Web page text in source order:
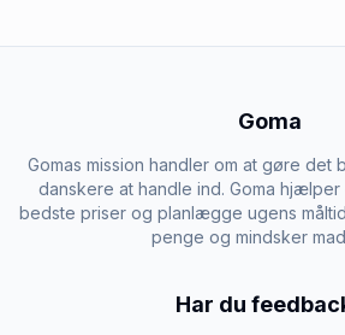
Goma
Gomas mission handler om at gøre
danskere at handle ind. Goma
bedste priser og planlægge ugens
penge og mindsker
Har du